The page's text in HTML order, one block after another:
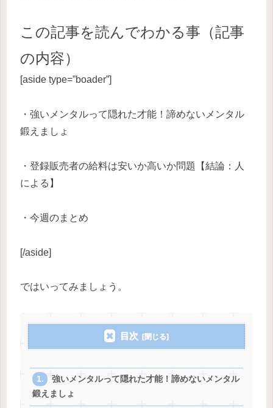
この記事を読んでわかる事（記事
の内容）
[aside type=”boader”]
・強いメンタルって隠れた才能！諦めないメンタル
鍛えましょ
・登録販売者の給料は安いか高いか問題【結論：人
による】
・今週のまとめ
[/aside]
ではいってみましょう。
目次
強いメンタルって隠れた才能！諦めないメンタル
鍛えましょ